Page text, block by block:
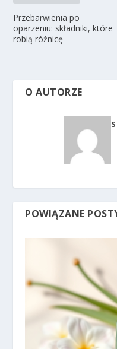
Przebarwienia po
oparzeniu: składniki, które
robią różnicę
O AUTORZE
POWIĄZANE